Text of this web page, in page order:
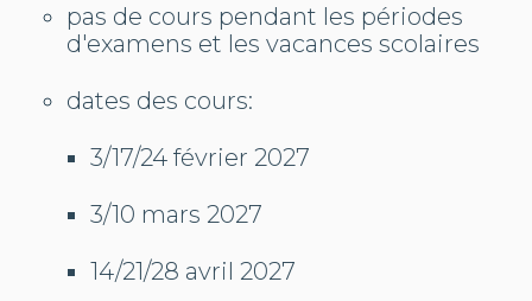
pas de cours pendant les périodes
d'examens et les vacances scolaires
dates des cours:
3/17/24 février 2027
3/10 mars 2027
14/21/28 avril 2027